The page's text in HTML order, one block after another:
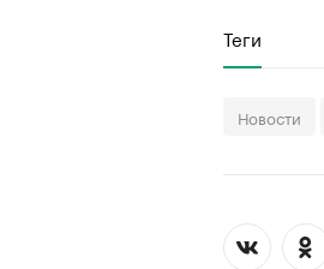
Теги
Новости